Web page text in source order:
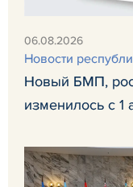
06.08.2026
Новости
Новый БМП,
изменилось с 1